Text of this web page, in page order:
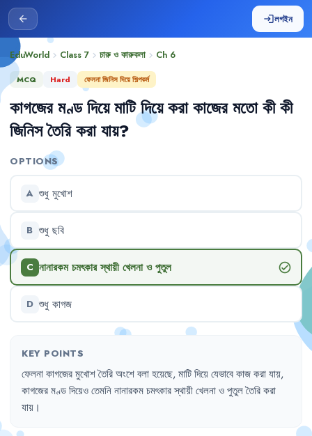
arrow_back loginলগইন
EduWorld chevron_right Class 7 chevron_right চারু ও কারুকলা chevron_right Ch 6
MCQ Hard ফেলনা জিনিস দিয়ে শিল্পকর্ম
কাগজের মণ্ড দিয়ে মাটি দিয়ে করা কাজের মতো কী কী
জিনিস তৈরি করা যায়?
OPTIONS
A শুধু মুখোশ
B শুধু ছবি
C নানারকম চমৎকার স্থায়ী খেলনা ও পুতুল check_circle
D শুধু কাগজ
KEY POINTS
ফেলনাকাগজেরমুখোশতৈরিঅংশেবলাহয়েছে, মাটিদিয়েযেভাবেকাজকরাযায়,
কাগজেরমণ্ডদিয়েওতেমনিনানারকমচমৎকারস্থায়ীখেলনাওপুতুলতৈরিকরা
যায় ।